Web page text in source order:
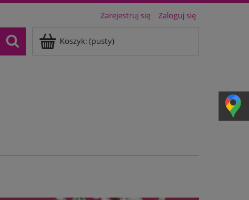
Zarejestruj się Zaloguj się
Koszyk:(pusty)